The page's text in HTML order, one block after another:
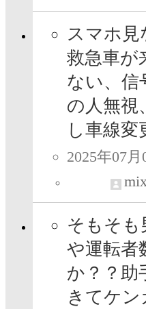
スマホ見
救急車が
ない、信
の人無視
し車線変
2025年07
そもそも
や運転者
か？？助
きてケ